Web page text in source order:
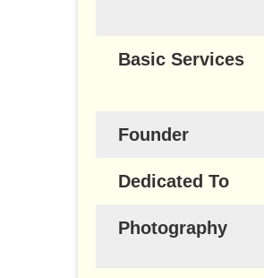
Basic Services
Founder
Dedicated To
Photography